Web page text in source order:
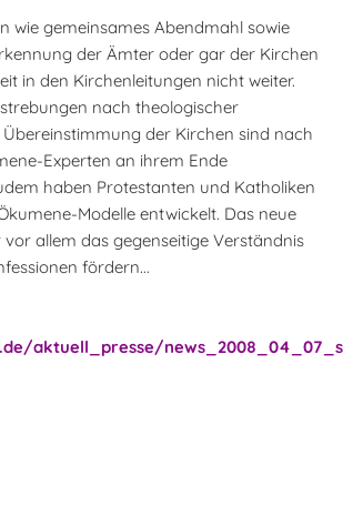
wie gemeinsames Abendmahl sowie
der Ämter oder gar der Kirchen
in den Kirchenleitungen nicht weiter.
nach theologischer
der Kirchen sind nach
Experten an ihrem Ende
haben Protestanten und Katholiken
Modelle entwickelt. Das neue
allem das gegenseitige Verständnis
fördern...
aktuell_presse/